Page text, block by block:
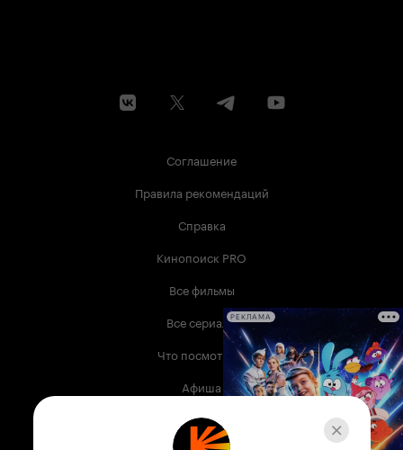
Соглашение
Правила рекомендаций
Справка
Кинопоиск PRO
Все фильмы
Все сериалы
Что посмотреть
Афиша
Музыка
РЕКЛАМА